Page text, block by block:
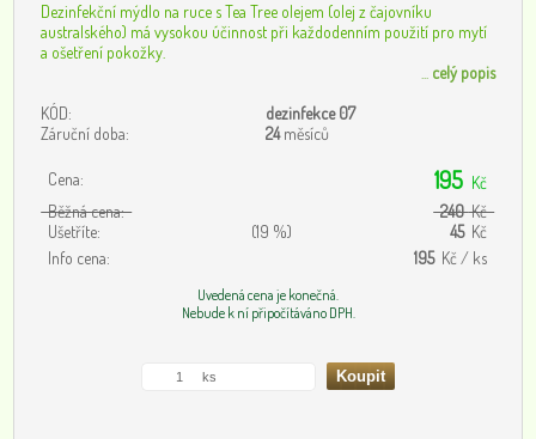
Dezinfekční mýdlo na ruce s Tea Tree olejem (olej z čajovníku
australského) má vysokou účinnost při každodenním použití pro mytí
a ošetření pokožky.
celý popis
KÓD:
dezinfekce 07
Záruční doba:
24měsíců
Cena: 195 Kč
Běžná cena:
240Kč
Ušetříte:
(19 %) 45 Kč
Info cena:
195 Kč / ks
Uvedená cena je konečná.
Nebude k ní připočítáváno DPH.